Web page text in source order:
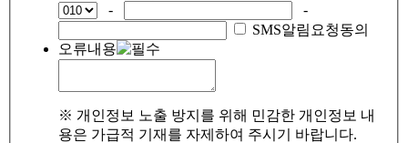
-
-
SMS알림요청동의
오류내용
※ 개인정보 노출 방지를 위해 민감한 개인정보 내
용은 가급적 기재를 자제하여 주시기 바랍니다.